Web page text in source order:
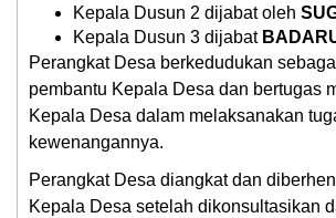
Kepala Dusun 2 dijabat oleh
Kepala Dusun 3 dijabat
Perangkat Desa berkedudukan
pembantu Kepala Desa dan bertugas
Kepala Desa dalam melaksanakan
kewenangannya.
Perangkat Desa diangkat dan
Kepala Desa setelah dikonsultasikan